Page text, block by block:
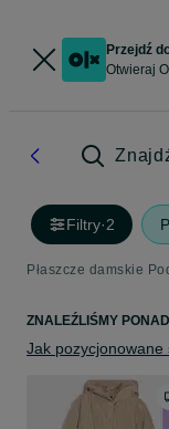
Przejdź
Otwieraj
Filtry·2
Płaszcze damskie
ZNALEŹLIŚMY PONAD
Jak pozycjonowane